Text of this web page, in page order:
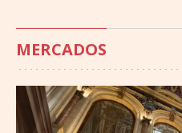
MERCADOS